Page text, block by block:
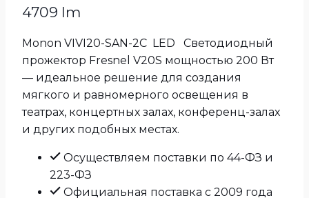
4709 lm
Monon VIVI20-SAN-2C LED Светодиодный
прожектор Fresnel V20S мощностью 200 Вт
— идеальное решение для создания
мягкого и равномерного освещения в
театрах, концертных залах, конференц-залах
и других подобных местах.
Осуществляем поставки по 44-ФЗ и
223-ФЗ
Официальная поставка с 2009 года